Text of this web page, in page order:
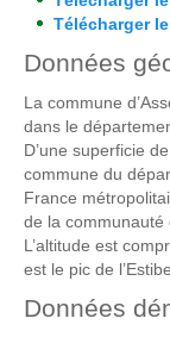
Télécharger
Données
La commune
dans le
D’une superficie
commune du
France
de la communauté
L’altitude est
est le pic de
Données